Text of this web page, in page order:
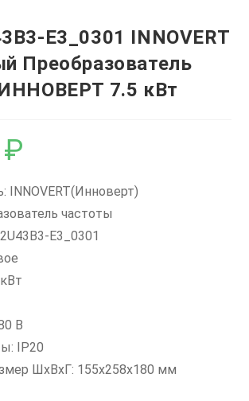
E3_0301 INNOVERT
Преобразователь
7.5 кВт
₽
INNOVERT(Инноверт)
частоты
E3_0301
В
IP20
ШхВхГ: 155x258x180 мм